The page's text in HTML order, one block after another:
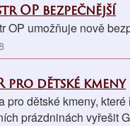
OP bezpečnější
OP umožňuje nově
pro dětské kmeny
pro dětské kmeny,
prázdninách vyřešit